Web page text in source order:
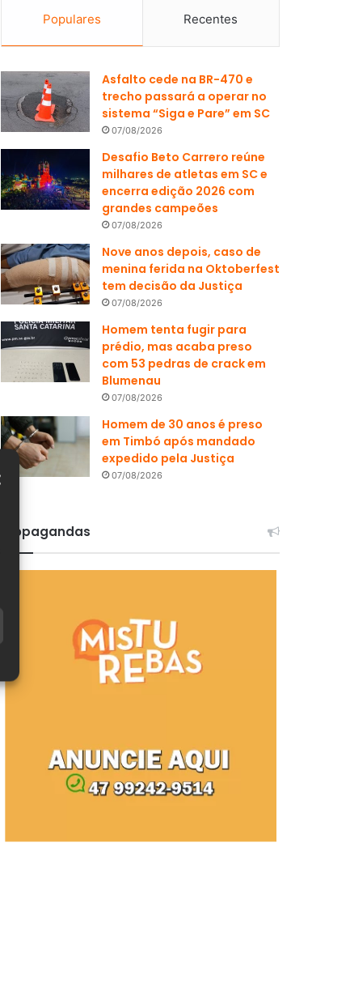
Populares Recentes
Asfalto cede na BR-470 e
trecho passará a operar no
sistema “Siga e Pare” em SC
07/08/2026
Desafio Beto Carrero reúne
milhares de atletas em SC e
encerra edição 2026 com
grandes campeões
07/08/2026
Nove anos depois, caso de
menina ferida na Oktoberfest
tem decisão da Justiça
07/08/2026
Homem tenta fugir para
prédio, mas acaba preso
com 53 pedras de crack em
Blumenau
07/08/2026
Homem de 30 anos é preso
em Timbó após mandado
expedido pela Justiça
07/08/2026
Propagandas